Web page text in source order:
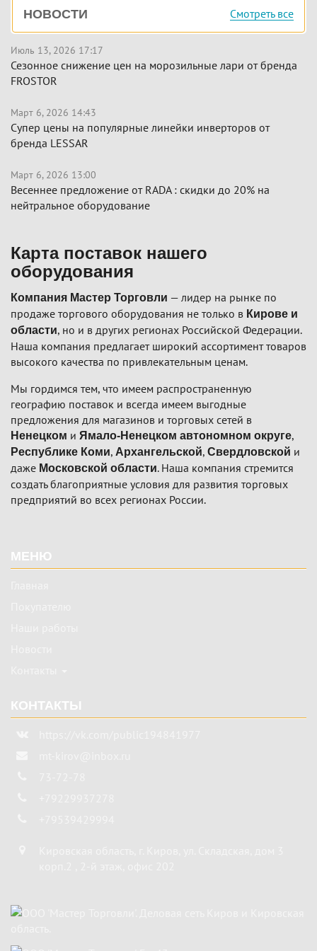
панель
НОВОСТИ Смотреть все
Июль 13, 2026 17:17
Сезонное снижение цен на морозильные лари от бренда
FROSTOR
Март 6, 2026 14:43
Супер цены на популярные линейки инверторов от
бренда LESSAR
Март 6, 2026 13:00
Весеннее предложение от RADA : скидки до 20% на
нейтральное оборудование
Карта поставок нашего
оборудования
Компания Мастер Торговли — лидер на рынке по
продаже торгового оборудования не только в Кирове и
области, но и в других регионах Российской Федерации.
Наша компания предлагает широкий ассортимент товаров
высокого качества по привлекательным ценам.
Мы гордимся тем, что имеем распространенную
географию поставок и всегда имеем выгодные
предложения для магазинов и торговых сетей в
Ненецком и Ямало-Ненецком автономном округе,
Республике Коми, Архангельской, Свердловской и
даже Московской области. Наша компания стремится
создать благоприятные условия для развития торговых
предприятий во всех регионах России.
МЕНЮ
КОНТАКТЫ